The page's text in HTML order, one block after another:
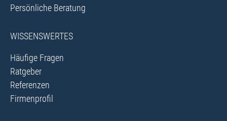
Persönliche Beratung
WISSENSWERTES
Häufige Fragen
Ratgeber
Referenzen
Firmenprofil